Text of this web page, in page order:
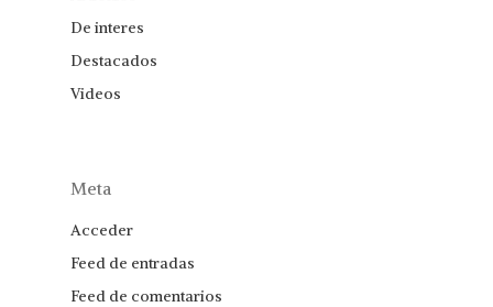
De interes
Destacados
Videos
Meta
Acceder
Feed de entradas
Feed de comentarios